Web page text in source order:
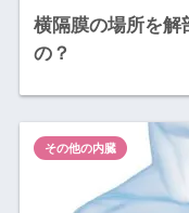
横隔膜の場所を解
の？
その他の内臓